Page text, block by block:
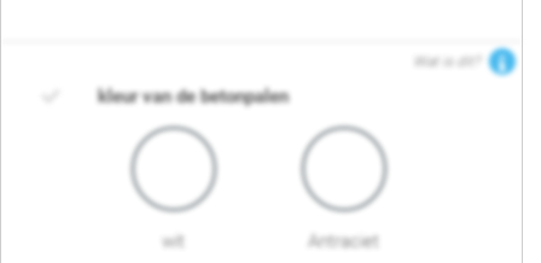
Wat is dit?
kleur van de betonpalen
wit Antraciet